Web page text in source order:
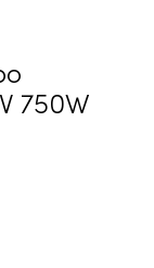
750W